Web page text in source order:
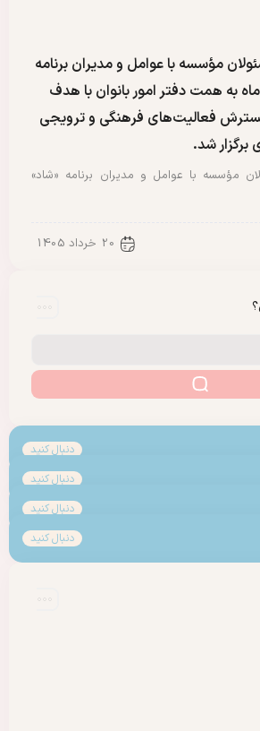
مؤسسه با عوامل و مدیران برنامه
۱۸ خردادماه به همت دفتر امور بانوان با هدف
فعالیت‌های فرهنگی و ترویجی
شد.
مؤسسه با عوامل و مدیران برنامه «شاد»
20 خرداد 1405
دنبال کنید
دنبال کنید
دنبال کنید
دنبال کنید